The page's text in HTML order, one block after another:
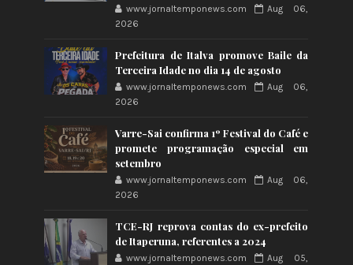
www.jornaltemponews.com
Aug 06,
2026
Prefeitura de Italva promove Baile da
Terceira Idade no dia 14 de agosto
www.jornaltemponews.com
Aug 06,
2026
Varre-Sai confirma 1º Festival do Café e
promete programação especial em
setembro
www.jornaltemponews.com
Aug 06,
2026
TCE-RJ reprova contas do ex-prefeito
de Itaperuna, referentes a 2024
www.jornaltemponews.com
Aug 05,